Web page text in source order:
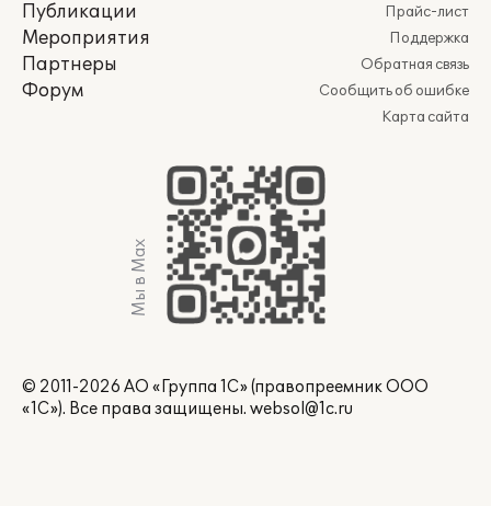
Публикации
Мероприятия
Партнеры
Форум
Прайс-лист
Поддержка
Обратная связь
Сообщить об ошибке
Карта сайта
Мы в Max
© 2011-2026 АО «Группа 1С» (правопреемник ООО
«1С»). Все права защищены. websol@1c.ru